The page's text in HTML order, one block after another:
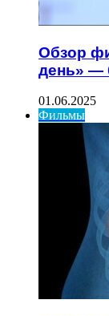
Обзор
день» —
01.06.2025
Фильмы